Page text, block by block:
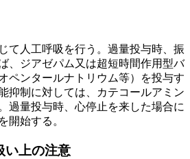
て人工呼吸を行う。過量投与時、振
、ジアゼパム又は超短時間作用型バ
ペンタールナトリウム等）を投与す
抑制に対しては、カテコールアミン
過量投与時、心停止を来した場合に
開始する。
い上の注意